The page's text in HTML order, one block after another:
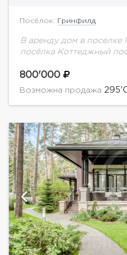
Посёлок: Гринфилд
В аренду дом в
посёлка Коттеджный
традициях элитной
готов к заселению....
800'000
Возможна продажа